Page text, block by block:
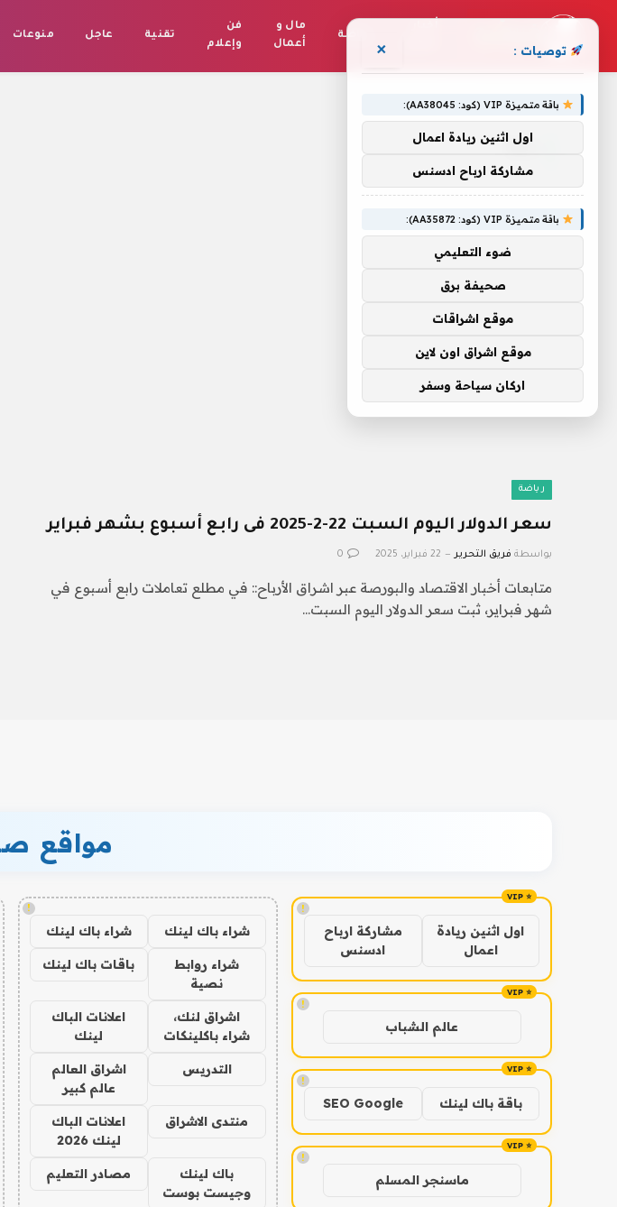
رياضة
مال و
أعمال
فن
وإعلام
تقنية عاجل منوعات
رياضة
سعر الدولار اليوم السبت 22-2-2025 فى رابع أسبوع بشهر فبراير
بواسطة فريق التحرير 22 فبراير، 2025 0
متابعات أخبار الاقتصاد والبورصة عبر اشراق الأرباح:: في مطلع تعاملات رابع أسبوع في
شهر فبراير، ثبت سعر الدولار اليوم السبت…
مواقع
!
اول اثنين ريادة
اعمال
مشاركة ارباح
ادسنس
!
عالم الشباب
!
باقة باك لينك SEO Google
!
ماسنجر المسلم
!
شراء باك لينك شراء باك لينك
شراء روابط
نصية
باقات باك لينك
اشراق لنك،
شراء باكلينكات
اعلانات الباك
لينك
التدريس
اشراق العالم
عالم كبير
منتدى الاشراق
اعلانات الباك
لينك 2026
باك لينك
وجيست بوست
مصادر التعليم
توصيات : ×
باقة متميزة VIP (كود: AA38045):
اول اثنين ريادة اعمال
مشاركة ارباح ادسنس
باقة متميزة VIP (كود: AA35872):
ضوء التعليمي
صحيفة برق
موقع اشراقات
موقع اشراق اون لاين
اركان سياحة وسفر